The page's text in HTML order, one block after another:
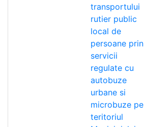
transportului
rutier public
local de
persoane prin
servicii
regulate cu
autobuze
urbane si
microbuze pe
teritoriul